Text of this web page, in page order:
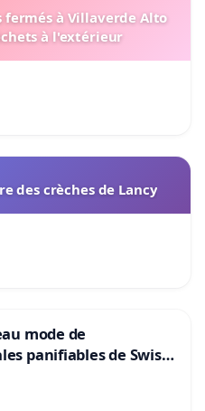
à Villaverde Alto
à l'extérieur
des crèches de Lancy
mode de
panifiables de Swiss
en protéines